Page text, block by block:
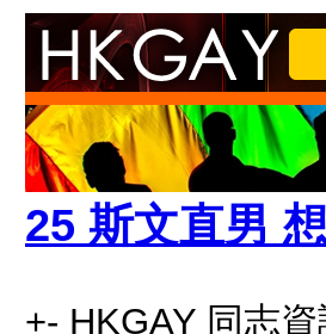
25 斯文直男
+- HKGAY 同志